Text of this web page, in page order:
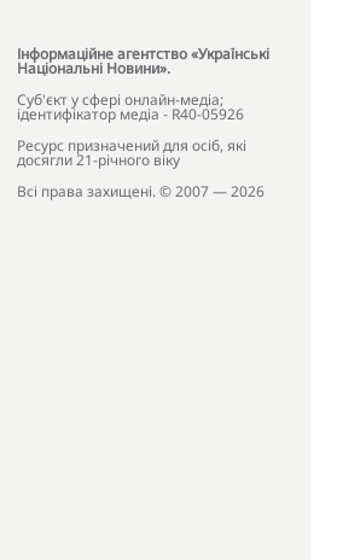
Інформаційне агентство «Українські
Національні Новини».
Cуб'єкт у сфері онлайн-медіа;
ідентифікатор медіа - R40-05926
Ресурс призначений для осіб, які
досягли 21-річного віку
Всі права захищені. © 2007 — 2026